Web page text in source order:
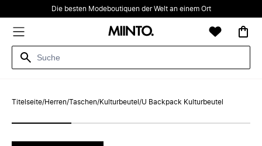
Die besten Modeboutiquen der Welt an einem Ort
Titelseite/Herren/Taschen/Kulturbeutel /U Backpack Kulturbeutel